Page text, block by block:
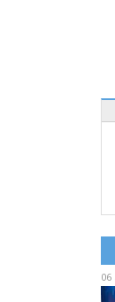
06